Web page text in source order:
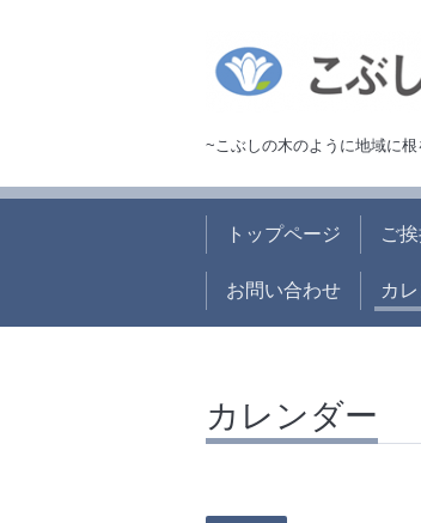
~こぶしの木のように地域に
トップページ ご
お問い合わせ カ
カレンダー